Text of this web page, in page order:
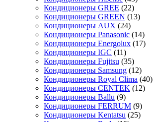
Кондиционеры GREE (22)
Кондиционеры GREEN (13)
Кондиционеры AUX (24)
Кондиционеры Panasonic (14)
Кондиционеры Energolux (17)
Кондиционеры IGC (11)
Кондиционеры Fujitsu (35)
Кондиционеры Samsung (12)
Кондиционеры Royal Clima (40)
Кондиционеры CENTEK (12)
Кондиционеры Ballu (9)
Кондиционеры FERRUM (9)
Кондиционеры Kentatsu (25)